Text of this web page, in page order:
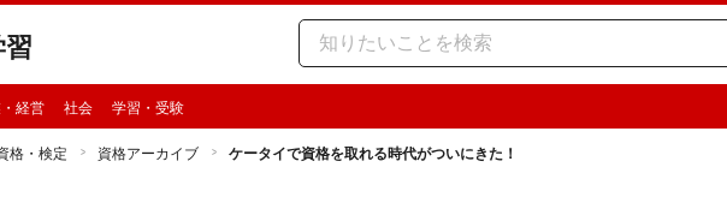
経営 社会 学習・受験
格・検定 資格アーカイブ ケータイで資格を取れる時代がついにきた！